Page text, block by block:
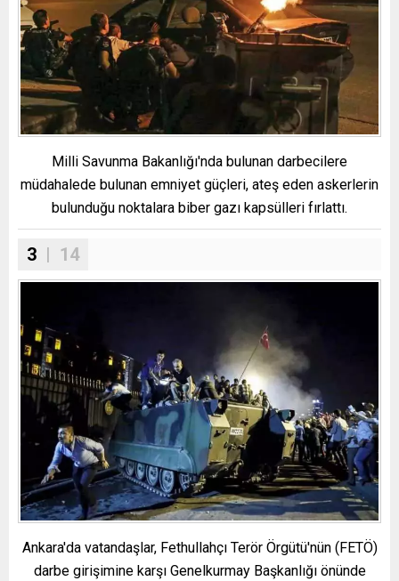
Milli Savunma Bakanlığı'nda bulunan darbecilere
müdahalede bulunan emniyet güçleri, ateş eden askerlerin
bulunduğu noktalara biber gazı kapsülleri fırlattı.
3 | 14
Ankara'da vatandaşlar, Fethullahçı Terör Örgütü'nün (FETÖ)
darbe girişimine karşı Genelkurmay Başkanlığı önünde